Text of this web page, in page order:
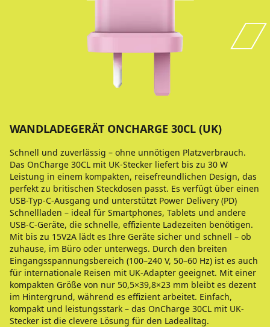
WANDLADEGERÄT ONCHARGE 30CL (UK)
Schnell und zuverlässig – ohne unnötigen Platzverbrauch.
Das OnCharge 30CL mit UK-Stecker liefert bis zu 30 W
Leistung in einem kompakten, reisefreundlichen Design, das
perfekt zu britischen Steckdosen passt. Es verfügt über einen
USB-Typ-C-Ausgang und unterstützt Power Delivery (PD)
Schnellladen – ideal für Smartphones, Tablets und andere
USB-C-Geräte, die schnelle, effiziente Ladezeiten benötigen.
Mit bis zu 15V2A lädt es Ihre Geräte sicher und schnell – ob
zuhause, im Büro oder unterwegs. Durch den breiten
Eingangsspannungsbereich (100–240 V, 50–60 Hz) ist es auch
für internationale Reisen mit UK-Adapter geeignet. Mit einer
kompakten Größe von nur 50,5×39,8×23 mm bleibt es dezent
im Hintergrund, während es effizient arbeitet. Einfach,
kompakt und leistungsstark – das OnCharge 30CL mit UK-
Stecker ist die clevere Lösung für den Ladealltag.